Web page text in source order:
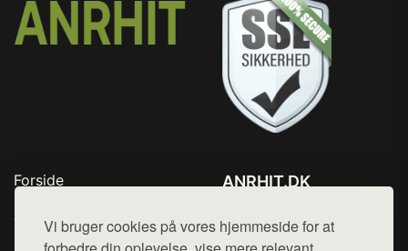
Vi bruger cookies på vores hjemmeside for at
Forside
Top Rabatter
Blog
ANRHIT.DK
Mail: hej@want.dk